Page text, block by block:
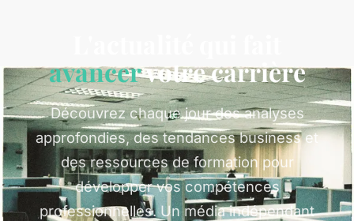
avancervotre carrière
Découvrez chaque jour des analyses
approfondies, des tendances business et
des ressources de formation pour
développer vos compétences
professionnelles. Un média indépendant